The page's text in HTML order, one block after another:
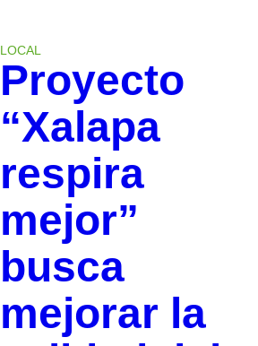
LOCAL
Proyecto
“Xalapa
respira
mejor”
busca
mejorar la